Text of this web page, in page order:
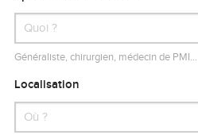
Généraliste, chirurgien, médecin de PMI…
Localisation